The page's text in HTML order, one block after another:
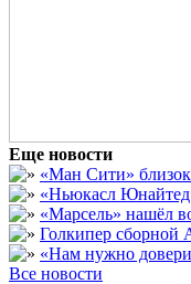
Еще новости
«Ман Сити»
«Ньюкасл
«Марсель» нашёл
Голкипер
«Нам нужно
Все новости